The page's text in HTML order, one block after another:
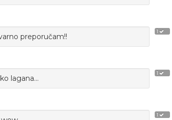
1
preporučam!!
1
lagana...
1